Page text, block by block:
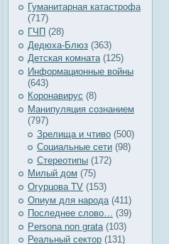
Гуманитарная катастрофа
(717)
ГЧП (28)
Дедюха-Блюз (363)
Детская комната(125)
Информационные войны
(643)
Коронавирус (8)
Манипуляция сознанием
(797)
Зрелища и чтиво (500)
Социальные сети (98)
Стереотипы (172)
Милый дом (75)
Огурцова TV (153)
Опиум для народа (411)
Последнее слово… (39)
Рersona non grata (103)
Реальный сектор (131)